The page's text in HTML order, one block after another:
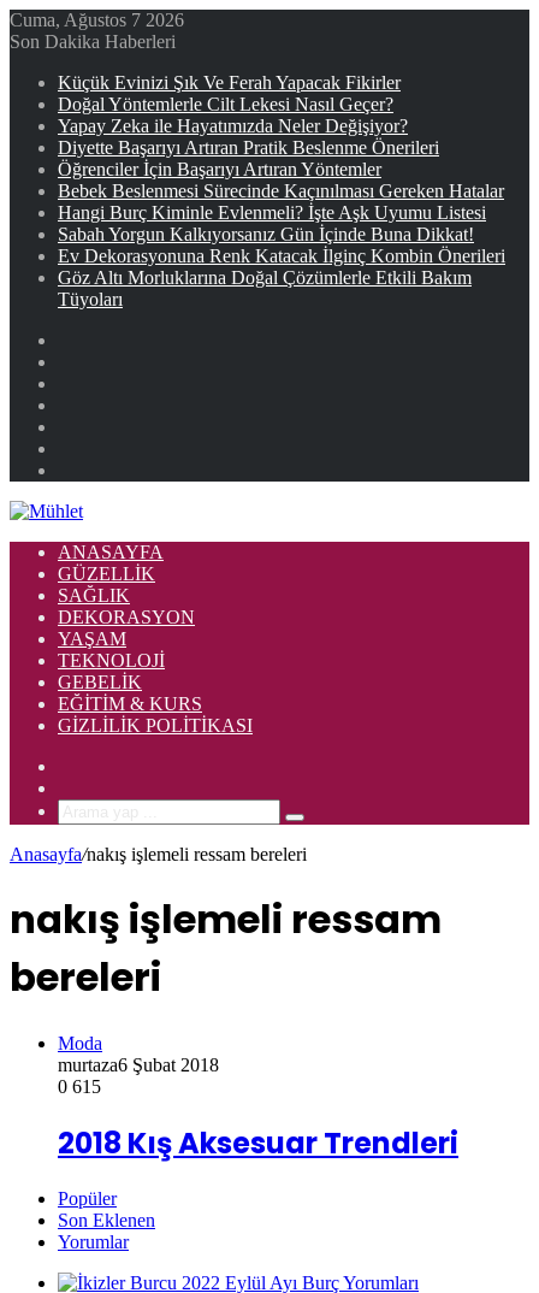
Cuma, Ağustos 7 2026
Son Dakika Haberleri
Küçük Evinizi Şık Ve Ferah Yapacak Fikirler
Doğal Yöntemlerle Cilt Lekesi Nasıl Geçer?
Yapay Zeka ile Hayatımızda Neler Değişiyor?
Diyette Başarıyı Artıran Pratik Beslenme Önerileri
Öğrenciler İçin Başarıyı Artıran Yöntemler
Bebek Beslenmesi Sürecinde Kaçınılması Gereken Hatalar
Hangi Burç Kiminle Evlenmeli? İşte Aşk Uyumu Listesi
Sabah Yorgun Kalkıyorsanız Gün İçinde Buna Dikkat!
Ev Dekorasyonuna Renk Katacak İlginç Kombin Önerileri
Göz Altı Morluklarına Doğal Çözümlerle Etkili Bakım
Tüyoları
ANASAYFA
GÜZELLIK
SAĞLIK
DEKORASYON
YAŞAM
TEKNOLOJI
GEBELIK
EĞITIM & KURS
GIZLILIK POLITIKASI
Arama
yap
...
Anasayfa/nakış işlemeli ressam bereleri
nakış işlemeli ressam
bereleri
Moda
murtaza6 Şubat 2018
0 615
2018 Kış Aksesuar Trendleri
Popüler
Son Eklenen
Yorumlar